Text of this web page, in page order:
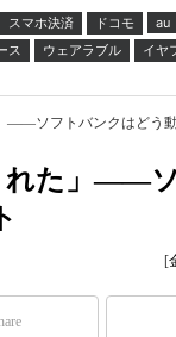
スマホ決済 ドコモ au
ス ウェアラブル イヤ
――ソフトバンクはどう
れた」――
[